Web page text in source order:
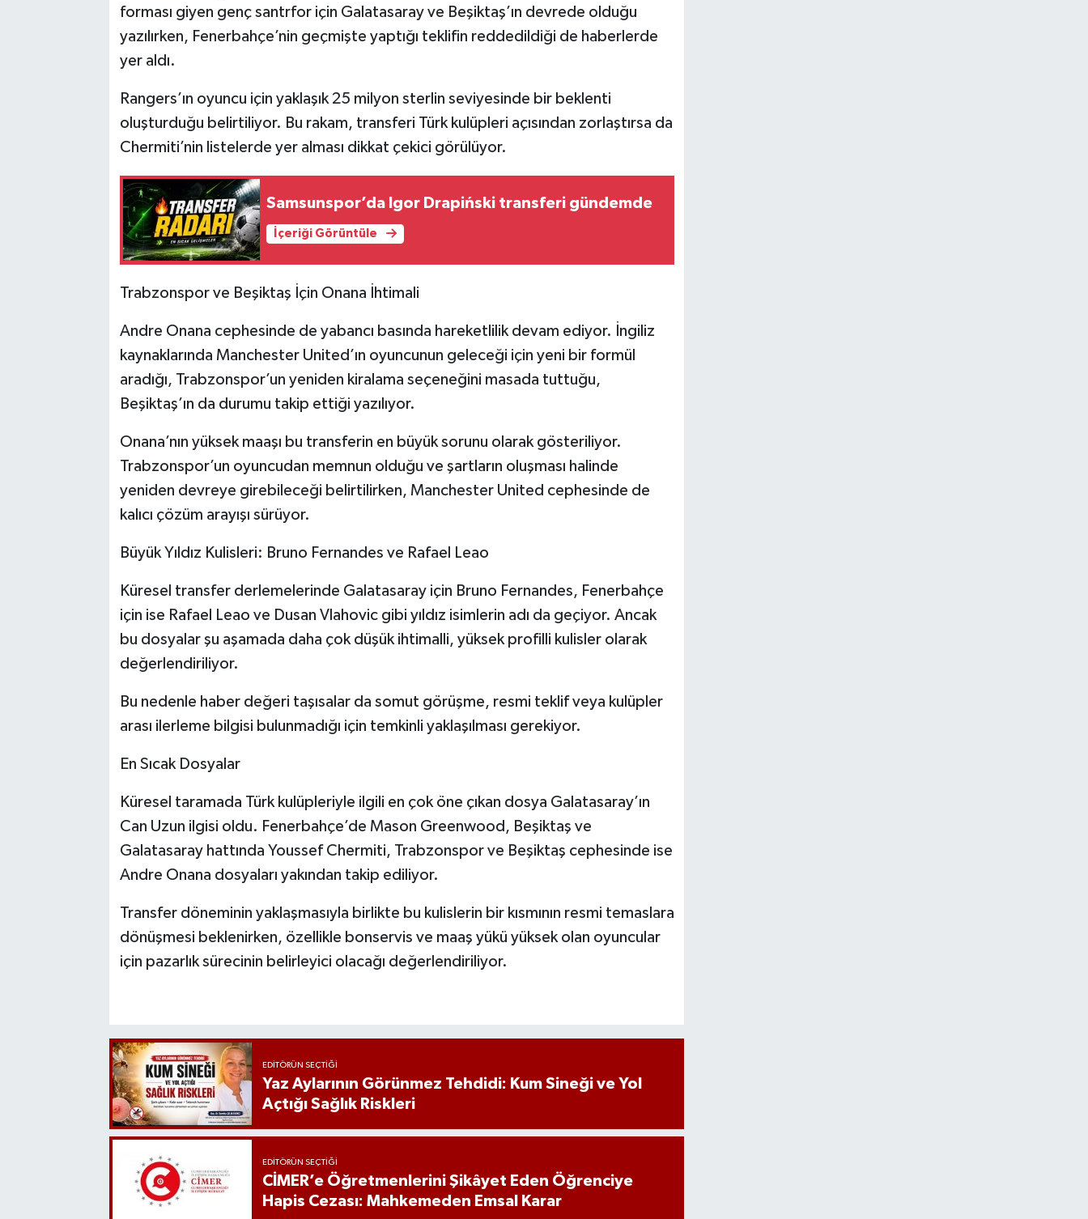
forması giyen genç santrfor için Galatasaray ve Beşiktaş’ın devrede olduğu
yazılırken, Fenerbahçe’nin geçmişte yaptığı teklifin reddedildiği de haberlerde
yer aldı.
Rangers’ın oyuncu için yaklaşık 25 milyon sterlin seviyesinde bir beklenti
oluşturduğu belirtiliyor. Bu rakam, transferi Türk kulüpleri açısından zorlaştırsa da
Chermiti’nin listelerde yer alması dikkat çekici görülüyor.
Samsunspor’da Igor Drapiński transferi gündemde
İçeriği Görüntüle
Trabzonspor ve Beşiktaş İçin Onana İhtimali
Andre Onana cephesinde de yabancı basında hareketlilik devam ediyor. İngiliz
kaynaklarında Manchester United’ın oyuncunun geleceği için yeni bir formül
aradığı, Trabzonspor’un yeniden kiralama seçeneğini masada tuttuğu,
Beşiktaş’ın da durumu takip ettiği yazılıyor.
Onana’nın yüksek maaşı bu transferin en büyük sorunu olarak gösteriliyor.
Trabzonspor’un oyuncudan memnun olduğu ve şartların oluşması halinde
yeniden devreye girebileceği belirtilirken, Manchester United cephesinde de
kalıcı çözüm arayışı sürüyor.
Büyük Yıldız Kulisleri: Bruno Fernandes ve Rafael Leao
Küresel transfer derlemelerinde Galatasaray için Bruno Fernandes, Fenerbahçe
için ise Rafael Leao ve Dusan Vlahovic gibi yıldız isimlerin adı da geçiyor. Ancak
bu dosyalar şu aşamada daha çok düşük ihtimalli, yüksek profilli kulisler olarak
değerlendiriliyor.
Bu nedenle haber değeri taşısalar da somut görüşme, resmi teklif veya kulüpler
arası ilerleme bilgisi bulunmadığı için temkinli yaklaşılması gerekiyor.
En Sıcak Dosyalar
Küresel taramada Türk kulüpleriyle ilgili en çok öne çıkan dosya Galatasaray’ın
Can Uzun ilgisi oldu. Fenerbahçe’de Mason Greenwood, Beşiktaş ve
Galatasaray hattında Youssef Chermiti, Trabzonspor ve Beşiktaş cephesinde ise
Andre Onana dosyaları yakından takip ediliyor.
Transfer döneminin yaklaşmasıyla birlikte bu kulislerin bir kısmının resmi temaslara
dönüşmesi beklenirken, özellikle bonservis ve maaş yükü yüksek olan oyuncular
için pazarlık sürecinin belirleyici olacağı değerlendiriliyor.
EDITÖRÜN SEÇTIĞI
Yaz Aylarının Görünmez Tehdidi: Kum Sineği ve Yol
Açtığı Sağlık Riskleri
EDITÖRÜN SEÇTIĞI
CİMER’e Öğretmenlerini Şikâyet Eden Öğrenciye
Hapis Cezası: Mahkemeden Emsal Karar